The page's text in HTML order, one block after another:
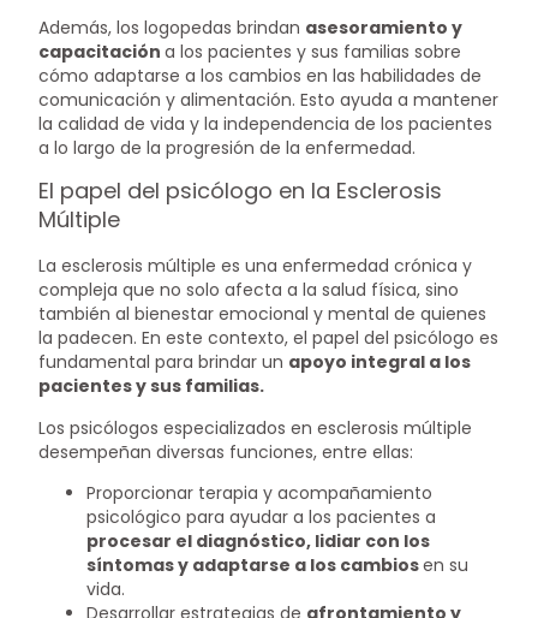
Además, los logopedas brindan asesoramiento y
capacitacióna los pacientes y sus familias sobre
cómo adaptarse a los cambios en las habilidades de
comunicación y alimentación. Esto ayuda a mantener
la calidad de vida y la independencia de los pacientes
a lo largo de la progresión de la enfermedad.
El papel del psicólogo en la Esclerosis
Múltiple
La esclerosis múltiple es una enfermedad crónica y
compleja que no solo afecta a la salud física, sino
también al bienestar emocional y mental de quienes
la padecen. En este contexto, el papel del psicólogo es
fundamental para brindar un apoyo integral a los
pacientes y sus familias.
Los psicólogos especializados en esclerosis múltiple
desempeñan diversas funciones, entre ellas:
Proporcionar terapia y acompañamiento
psicológico para ayudar a los pacientes a
procesar el diagnóstico, lidiar con los
síntomas y adaptarse a los cambiosen su
vida.